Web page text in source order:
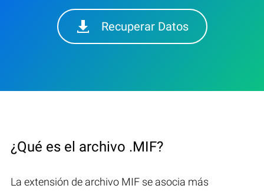
Recuperar Datos
¿Qué es el archivo .MIF?
La extensión de archivo MIF se asocia más